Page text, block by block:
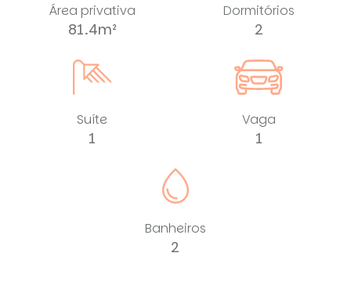
Área privativa
81.4m²
Dormitórios
2
Suíte
1
Vaga
1
Banheiros
2